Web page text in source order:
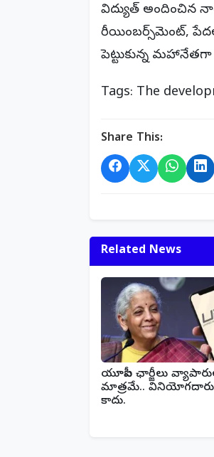
విద్యుత్ అందించిన
రీయింబర్స్‌మెంట్, పేదల
పెట్టుకున్న
Tags: The
Share This:
Related News
యూపీఐ ఛార్జీలు
మాత్రమే..
కాదు.